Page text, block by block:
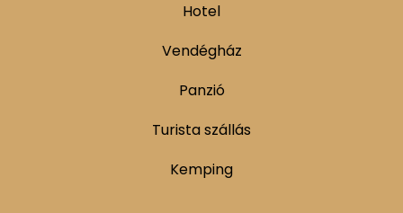
Hotel
Vendégház
Panzió
Turista szállás
Kemping